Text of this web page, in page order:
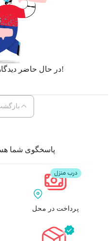
در حال حاضر دیدگاهی ثبت نشده!
پاسخگوی شما
پرداخت در محل